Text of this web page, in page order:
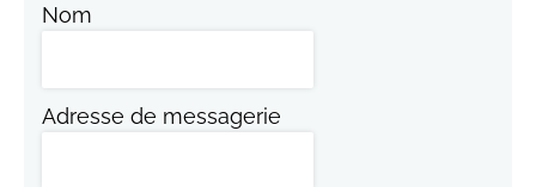
Nom
Adresse de messagerie